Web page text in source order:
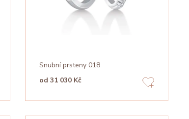
Snubní prsteny 018
od 31 030 Kč